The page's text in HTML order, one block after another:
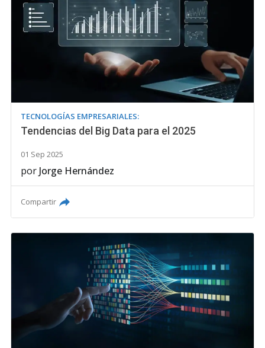
TECNOLOGÍAS EMPRESARIALES:
Tendencias del Big Data para el 2025
01 Sep 2025
por Jorge Hernández
Compartir